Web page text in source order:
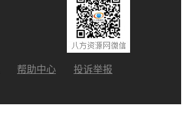
帮助中心
投诉举报